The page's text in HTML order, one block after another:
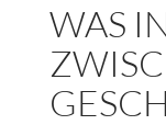
WAS